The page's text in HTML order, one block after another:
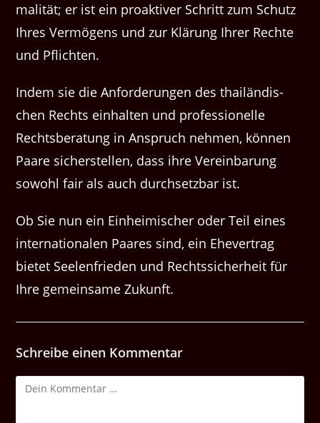
mal­ität; er ist ein proak­tiv­er Schritt zum Schutz
Ihres Ver­mö­gens und zur Klärung Ihrer Rechte
und Pflichten.
Indem sie die Anforderun­gen des thailändis­
chen Rechts ein­hal­ten und pro­fes­sionelle
Rechts­ber­atung in Anspruch nehmen, kön­nen
Paare sich­er­stellen, dass ihre Vere­in­barung
sowohl fair als auch durch­set­zbar ist.
Ob Sie nun ein Ein­heimis­ch­er oder Teil eines
inter­na­tionalen Paares sind, ein Ehev­er­trag
bietet See­len­frieden und Rechtssicher­heit für
Ihre gemein­same Zukunft.
Schreibe einen Kommentar
Kommentar